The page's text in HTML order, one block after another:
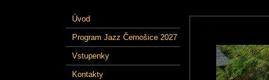
Úvod
Program Jazz Černošice 2027
Vstupenky
Kontakty